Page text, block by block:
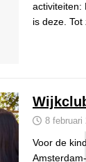
activiteiten:
is deze.
8 februari
Voor de